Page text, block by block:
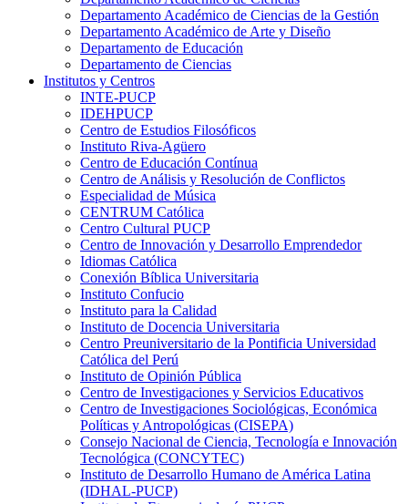
Departamento Académico de Ciencias de la Gestión
Departamento Académico de Arte y Diseño
Departamento de Educación
Departamento de Ciencias
Institutos y Centros
INTE-PUCP
IDEHPUCP
Centro de Estudios Filosóficos
Instituto Riva-Agüero
Centro de Educación Contínua
Centro de Análisis y Resolución de Conflictos
Especialidad de Música
CENTRUM Católica
Centro Cultural PUCP
Centro de Innovación y Desarrollo Emprendedor
Idiomas Católica
Conexión Bíblica Universitaria
Instituto Confucio
Instituto para la Calidad
Instituto de Docencia Universitaria
Centro Preuniversitario de la Pontificia Universidad
Católica del Perú
Instituto de Opinión Pública
Centro de Investigaciones y Servicios Educativos
Centro de Investigaciones Sociológicas, Económica
Políticas y Antropológicas (CISEPA)
Consejo Nacional de Ciencia, Tecnología e Innovación
Tecnológica (CONCYTEC)
Instituto de Desarrollo Humano de América Latina
(IDHAL-PUCP)